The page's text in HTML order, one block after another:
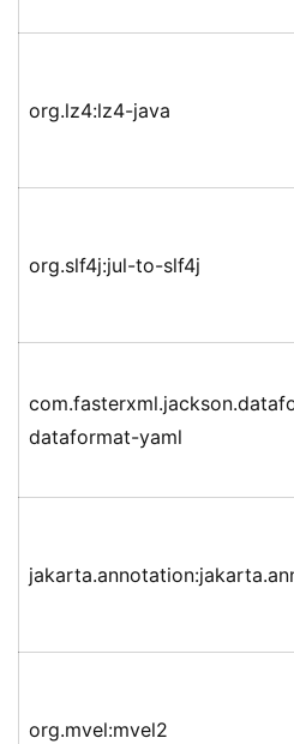
org.lz4:lz4-java
org.slf4j:jul-to-slf4j
dataformat-yaml
org.mvel:mvel2